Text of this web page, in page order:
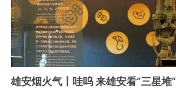
雄安烟火气丨哇呜 来雄安看“三星堆”